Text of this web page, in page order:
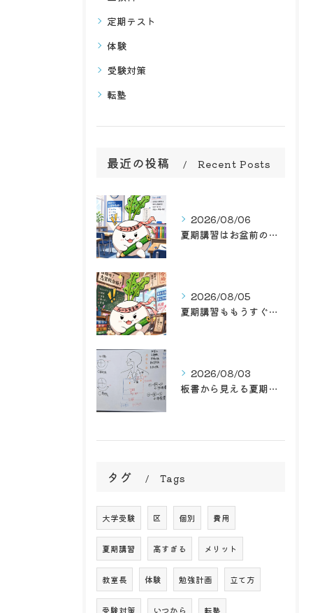
定期テスト
体験
受験対策
転塾
最近の投稿 Recent Posts
2026/08/06
夏期講習はお盆前の後半戦！学習塾ルート天王寺で最高のお盆前を...
2026/08/05
夏期講習ももうすぐお盆前ですね
2026/08/03
板書から見える夏期講習
タグ Tags
大学受験 区 個別 費用
夏期講習 高すぎる メリット
教室長 体験 勉強計画 立て方
受験対策 いつから 転塾